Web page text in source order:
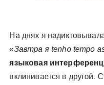
На днях я
«Завтра я tenho tempo
языковая
вклинивается в другой.